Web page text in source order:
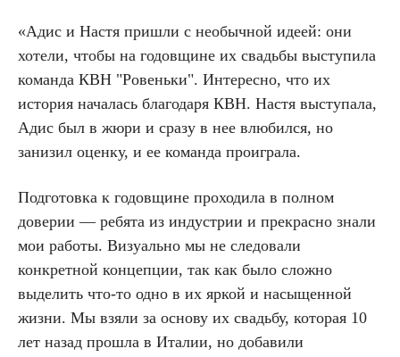
«Адис и Настя пришли с необычной идеей: они
хотели, чтобы на годовщине их свадьбы выступила
команда КВН "Ровеньки". Интересно, что их
история началась благодаря КВН. Настя выступала,
Адис был в жюри и сразу в нее влюбился, но
занизил оценку, и ее команда проиграла.
Подготовка к годовщине проходила в полном
доверии — ребята из индустрии и прекрасно знали
мои работы. Визуально мы не следовали
конкретной концепции, так как было сложно
выделить что-то одно в их яркой и насыщенной
жизни. Мы взяли за основу их свадьбу, которая 10
лет назад прошла в Италии, но добавили